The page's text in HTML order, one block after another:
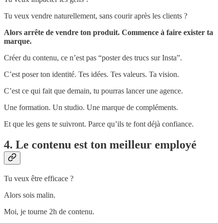
Tu veux vendre naturellement, sans courir après les clients ?
Alors arrête de vendre ton produit. Commence à faire exister ta
marque.
Créer du contenu, ce n’est pas “poster des trucs sur Insta”.
C’est poser ton identité. Tes idées. Tes valeurs. Ta vision.
C’est ce qui fait que demain, tu pourras lancer une agence.
Une formation. Un studio. Une marque de compléments.
Et que les gens te suivront. Parce qu’ils te font déjà confiance.
4. Le contenu est ton meilleur employé
Tu veux être efficace ?
Alors sois malin.
Moi, je tourne 2h de contenu.